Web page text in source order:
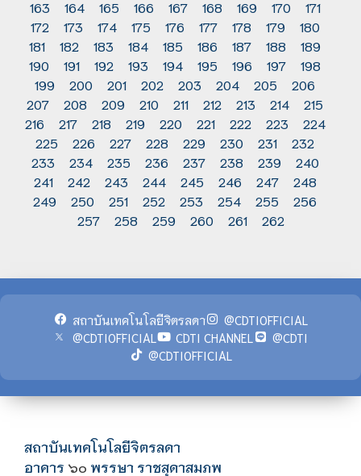
163
164 165 166 167 168 169 170
171
172
173 174 175 176 177 178 179
180
181
182 183 184 185 186 187 188
189
190
191 192 193 194 195 196 197
198
199
200 201 202 203 204 205
206
207
208 209 210 211 212 213 214
215
216
217 218 219 220 221 222 223
224
225
226 227 228 229 230 231
232
233
234 235 236 237 238 239
240
241
242 243 244 245 246 247
248
249
250 251 252 253 254 255
256
257
258 259 260 261 262
สถาบันเทคโนโลยีจิตรลดา
@CDTIOFFICIAL
@CDTIOFFICIAL
CDTI CHANNEL
@CDTI
@CDTIOFFICIAL
สถาบันเทคโนโลยีจิตรลดา
อาคาร ๖๐ พรรษา ราชสุดาสมภพ